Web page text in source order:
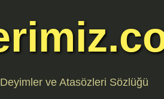
ve Atasözleri Sözlüğü